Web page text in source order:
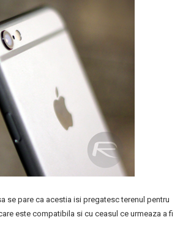
se pare ca acestia isi pregatesc terenul pentru
este compatibila si cu ceasul ce urmeaza a fi